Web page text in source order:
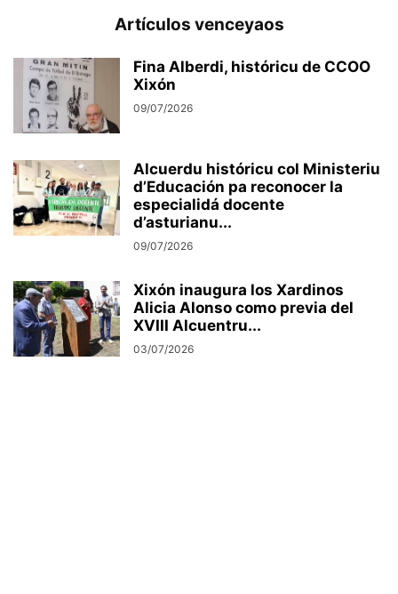
Artículos venceyaos
Fina Alberdi, históricu de CCOO
Xixón
09/07/2026
Alcuerdu históricu col Ministeriu
d’Educación pa reconocer la
especialidá docente
d’asturianu...
09/07/2026
Xixón inaugura los Xardinos
Alicia Alonso como previa del
XVIII Alcuentru...
03/07/2026